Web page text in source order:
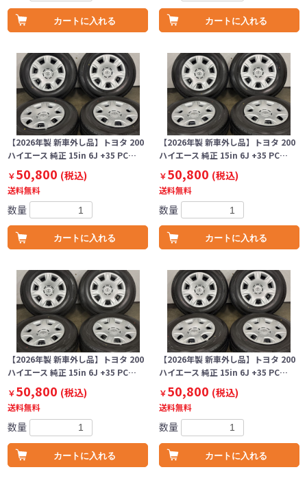
カートに入れる カートに入れる
【2026年製 新車外し品】トヨタ 200
ハイエース 純正 15in 6J +35 PC…
￥50,800 (税込)
送料無料
数量
カートに入れる
【2026年製 新車外し品】トヨタ 200
ハイエース 純正 15in 6J +35 PC…
￥50,800 (税込)
送料無料
数量
カートに入れる
【2026年製 新車外し品】トヨタ 200
ハイエース 純正 15in 6J +35 PC…
￥50,800 (税込)
送料無料
数量
カートに入れる
【2026年製 新車外し品】トヨタ 200
ハイエース 純正 15in 6J +35 PC…
￥50,800 (税込)
送料無料
数量
カートに入れる